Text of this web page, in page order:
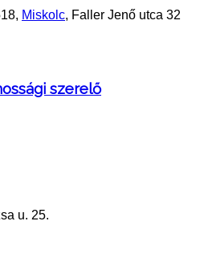
Miskolc, Faller Jenő utca 32
szerelő
u. 25.